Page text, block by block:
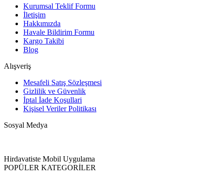
Kurumsal Teklif Formu
İletişim
Hakkımızda
Havale Bildirim Formu
Kargo Takibi
Blog
Alışveriş
Mesafeli Satış Sözleşmesi
Gizlilik ve Güvenlik
İptal İade Koşullari
Kişisel Veriler Politikası
Sosyal Medya
Hirdavatiste Mobil Uygulama
POPÜLER KATEGORİLER